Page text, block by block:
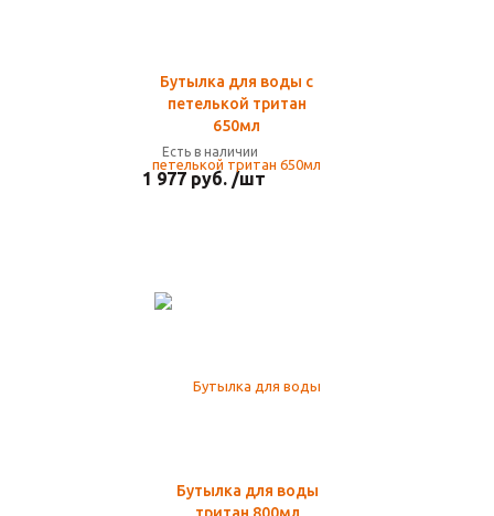
Бутылка для воды с
петелькой тритан
650мл
Есть в наличии
1 977 руб. /шт
Бутылка для воды